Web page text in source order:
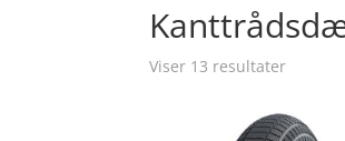
Viser 13 resultater